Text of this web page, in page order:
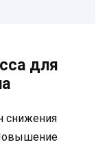
для
снижения